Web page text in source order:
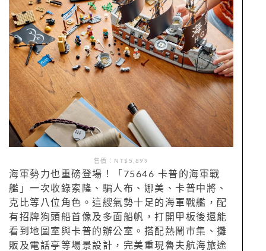
售價：NT$5,899
海軍勢力也重磅登場！「75646 卡普的海軍戰
艦」一次收錄索隆、騙人布、娜美、卡普中將、
克比等八位角色。這艘氣勢十足的海軍戰艦，配
有招牌狗頭船首像及多面船帆，打開甲板後還能
看到地圖室與卡普的辦公室。搭配熱鬧市集、攤
販及電話亭等場景設計，完美重現魯夫航海旅途